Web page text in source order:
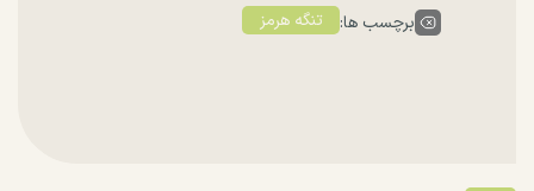
برچسب ها: تنگه هرمز